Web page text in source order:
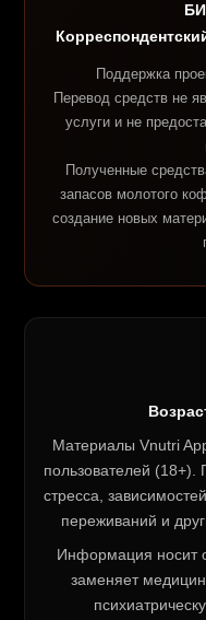
Поддержка
Перевод средств не
услуги и не
Полученные
запасов молотого
создание новых
Материалы Vnutri
пользователей (18+).
стресса,
переживаний и
Информация носит
заменяет